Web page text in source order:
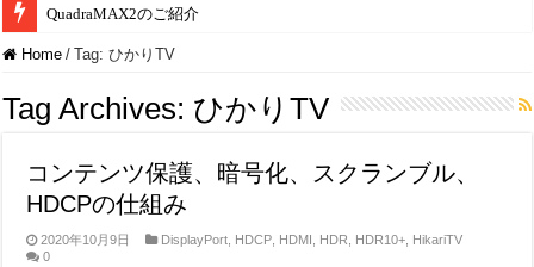
QuadraMAX2のご紹介
Aliro 1.0 認証試験：アリオンは日本唯一のAliro ATLとして運営開始
Home / Tag:ひかりTV
Tag Archives: ひかりTV
コンテンツ保護、暗号化、スクランブル、
HDCPの仕組み
2020年10月9日 DisplayPort HDCP HDMI HDR HDR10+ HikariTV
0